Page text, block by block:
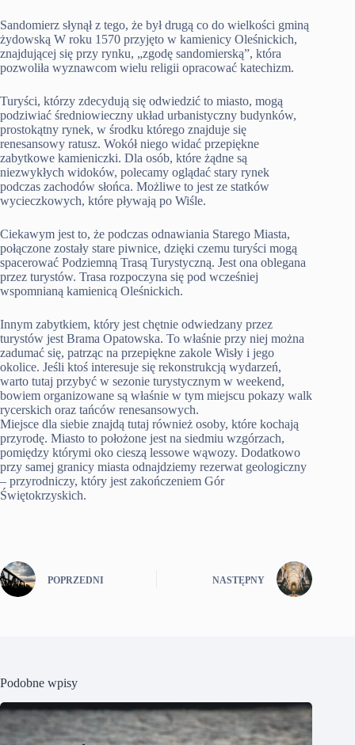
Sandomierz słynął z tego, że był drugą co do wielkości gminą
żydowską W roku 1570 przyjęto w kamienicy Oleśnickich,
znajdującej się przy rynku, „zgodę sandomierską”, która
pozwoliła wyznawcom wielu religii opracować katechizm.
Turyści, którzy zdecydują się odwiedzić to miasto, mogą
podziwiać średniowieczny układ urbanistyczny budynków,
prostokątny rynek, w środku którego znajduje się
renesansowy ratusz. Wokół niego widać przepiękne
zabytkowe kamieniczki. Dla osób, które żądne są
niezwykłych widoków, polecamy oglądać stary rynek
podczas zachodów słońca. Możliwe to jest ze statków
wycieczkowych, które pływają po Wiśle.
Ciekawym jest to, że podczas odnawiania Starego Miasta,
połączone zostały stare piwnice, dzięki czemu turyści mogą
spacerować Podziemną Trasą Turystyczną. Jest ona oblegana
przez turystów. Trasa rozpoczyna się pod wcześniej
wspomnianą kamienicą Oleśnickich.
Innym zabytkiem, który jest chętnie odwiedzany przez
turystów jest Brama Opatowska. To właśnie przy niej można
zadumać się, patrząc na przepiękne zakole Wisły i jego
okolice. Jeśli ktoś interesuje się rekonstrukcją wydarzeń,
warto tutaj przybyć w sezonie turystycznym w weekend,
bowiem organizowane są właśnie w tym miejscu pokazy walk
rycerskich oraz tańców renesansowych.
Miejsce dla siebie znajdą tutaj również osoby, które kochają
przyrodę. Miasto to położone jest na siedmiu wzgórzach,
pomiędzy którymi oko cieszą lessowe wąwozy. Dodatkowo
przy samej granicy miasta odnajdziemy rezerwat geologiczny
– przyrodniczy, który jest zakończeniem Gór
Świętokrzyskich.
POPRZEDNI NASTĘPNY
Podobne wpisy